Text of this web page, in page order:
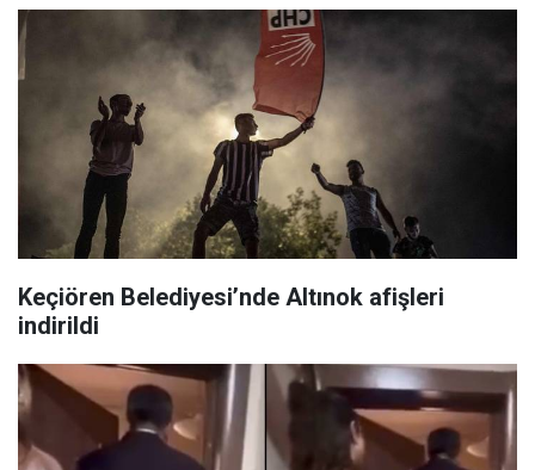
Keçiören Belediyesi’nde Altınok afişleri
indirildi